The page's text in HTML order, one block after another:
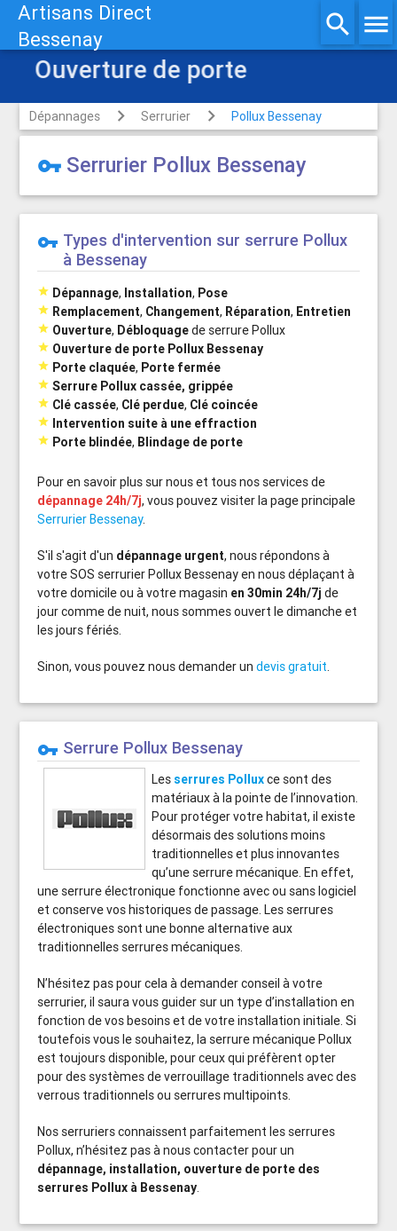
Artisans Direct
Bessenay
search menu
Ouverture de porte
Dépannages Serrurier Pollux Bessenay
vpn_key Serrurier Pollux Bessenay
vpn_key Types d'intervention sur serrure Pollux
à Bessenay
 Dépannage, Installation, Pose
 Remplacement, Changement, Réparation, Entretien
 Ouverture, Débloquagede serrure Pollux
 Ouverture de porte Pollux Bessenay
 Porte claquée, Porte fermée
 Serrure Pollux cassée, grippée
 Clé cassée, Clé perdue, Clé coincée
 Intervention suite à une effraction
 Porte blindée, Blindage de porte
Pour en savoir plus sur nous et tous nos services de
dépannage 24h/7j, vous pouvez visiter la page principale
Serrurier Bessenay.
S'il s'agit d'un dépannage urgent, nous répondons à
votre SOS serrurier Pollux Bessenay en nous déplaçant à
votre domicile ou à votre magasin en 30min 24h/7j de
jour comme de nuit, nous sommes ouvert le dimanche et
les jours fériés.
Sinon, vous pouvez nous demander undevis gratuit.
vpn_key Serrure Pollux Bessenay
Lesserrures Polluxce sont des
matériaux à la pointe de l’innovation.
Pour protéger votre habitat, il existe
désormais des solutions moins
traditionnelles et plus innovantes
qu’une serrure mécanique. En effet,
une serrure électronique fonctionne avec ou sans logiciel
et conserve vos historiques de passage. Les serrures
électroniques sont une bonne alternative aux
traditionnelles serrures mécaniques.
N’hésitez pas pour cela à demander conseil à votre
serrurier, il saura vous guider sur un type d’installation en
fonction de vos besoins et de votre installation initiale. Si
toutefois vous le souhaitez, la serrure mécanique Pollux
est toujours disponible, pour ceux qui préfèrent opter
pour des systèmes de verrouillage traditionnels avec des
verrous traditionnels ou serrures multipoints.
Nos serruriers connaissent parfaitement les serrures
Pollux, n’hésitez pas à nous contacter pour un
dépannage, installation, ouverture de porte des
serrures Pollux à Bessenay.